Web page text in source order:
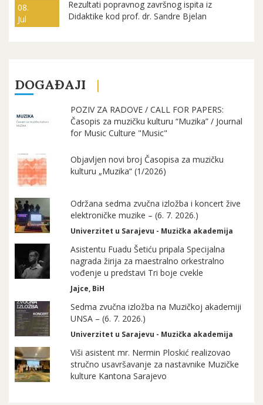
08.
Jul
Rezultati popravnog završnog ispita iz
Didaktike kod prof. dr. Sandre Bjelan
DOGAĐAJI
POZIV ZA RADOVE / CALL FOR PAPERS:
Časopis za muzičku kulturu “Muzika” / Journal
for Music Culture "Music"
Objavljen novi broj Časopisa za muzičku
kulturu „Muzika“ (1/2026)
Održana sedma zvučna izložba i koncert žive
elektroničke muzike – (6. 7. 2026.)
Univerzitet u Sarajevu - Muzička akademija
Asistentu Fuadu Šetiću pripala Specijalna
nagrada žirija za maestralno orkestralno
vođenje u predstavi Tri boje cvekle
Jajce, BiH
Sedma zvučna izložba na Muzičkoj akademiji
UNSA – (6. 7. 2026.)
Univerzitet u Sarajevu - Muzička akademija
Viši asistent mr. Nermin Ploskić realizovao
stručno usavršavanje za nastavnike Muzičke
kulture Kantona Sarajevo